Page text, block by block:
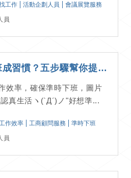
工作 活動企劃人員 會議展覽服務
員
【職場】工作加班成習慣？五步驟幫你提高工作效率，確保準時下班｜工作甘苦談
效率，確保準時下班，圖片
真生活ヽ(`Д´)ノ"好想準...
作效率 工商顧問服務 準時下班
員